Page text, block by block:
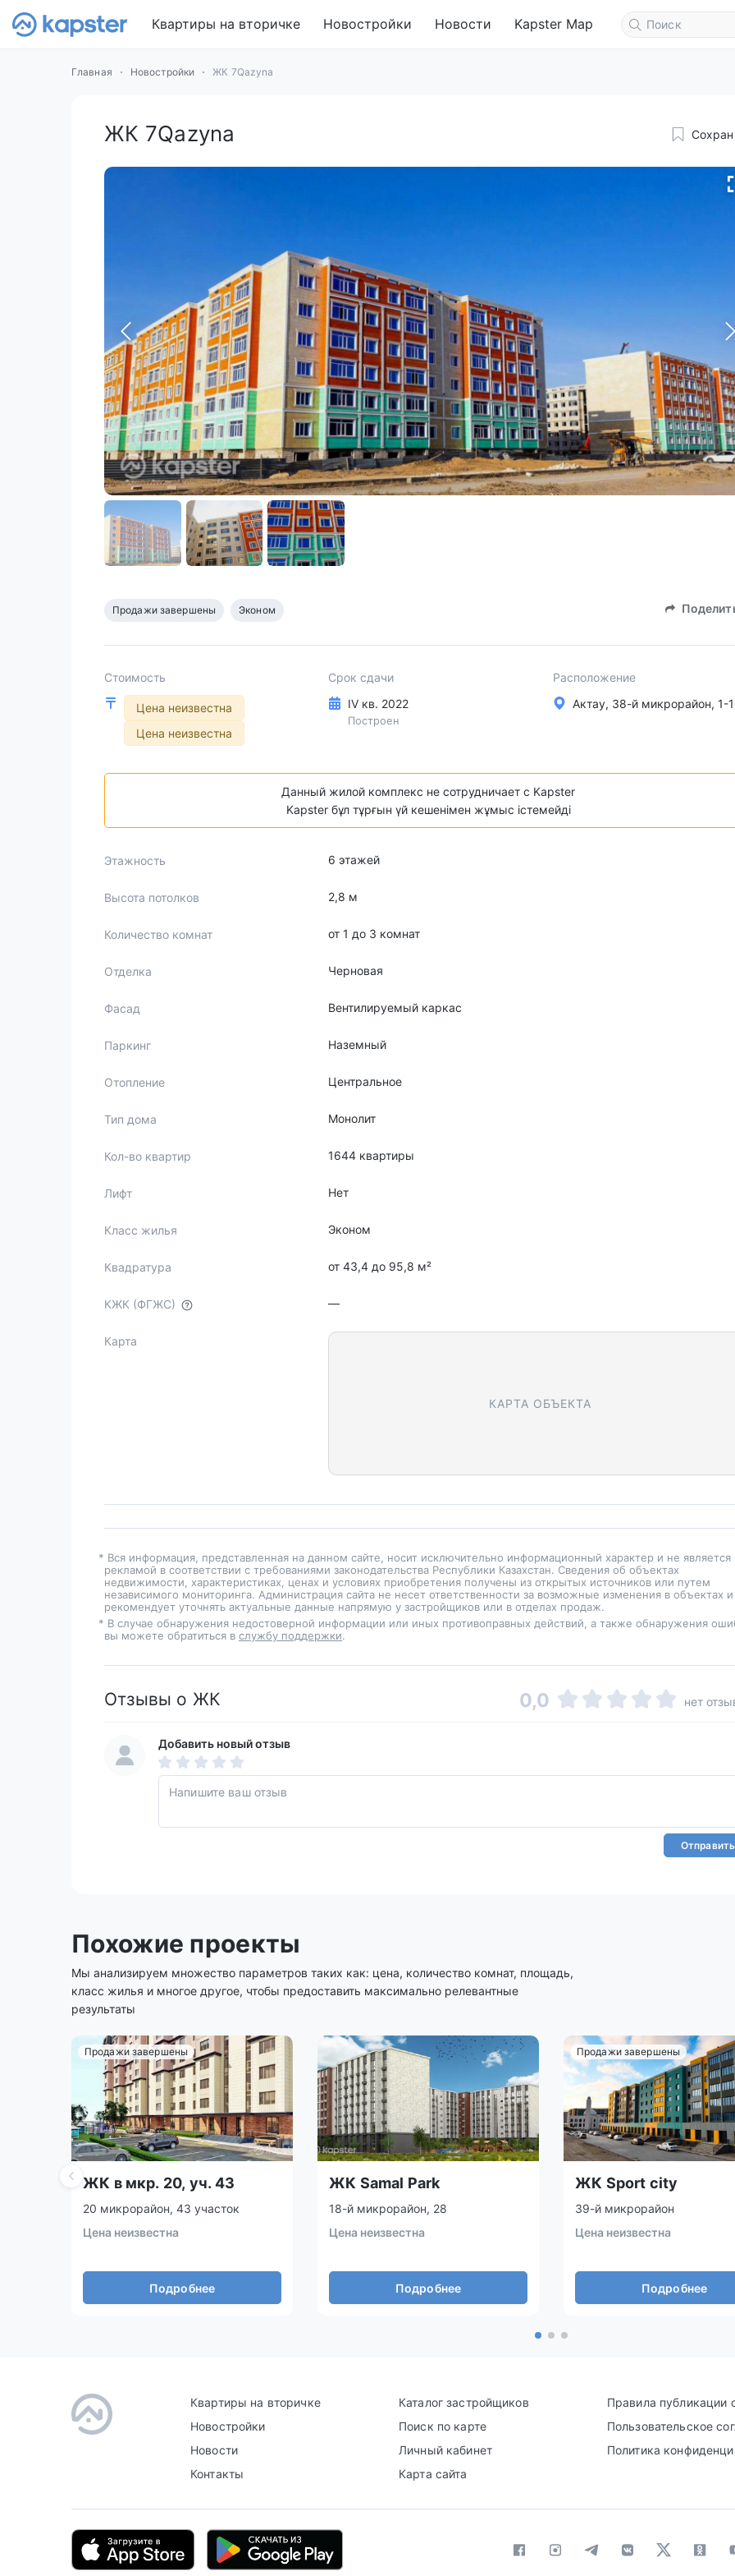
Квартиры на вторичке Новостройки Новости Kapster Map
Главная Новостройки ЖК 7Qazyna
ЖК 7Qazyna
Продажи завершены Эконом
Стоимость
Цена неизвестна
Цена неизвестна
Срок сдачи
IV кв. 2022
Построен
Расположение
Актау, 38-й микрорайон, 1-
Данный жилой комплекс не сотрудничает с Kapster
Kapster бұл тұрғын үй кешенімен жұмыс істемейді
Этажность 6 этажей
Высота потолков 2,8 м
Количество комнат от 1 до 3 комнат
Отделка Черновая
Фасад Вентилируемый каркас
Паркинг Наземный
Отопление Центральное
Тип дома Монолит
Кол-во квартир 1644 квартиры
Лифт Нет
Класс жилья Эконом
Квадратура от 43,4 до 95,8 м²
КЖК (ФГЖС) —
Карта
КАРТА ОБЪЕКТА
* Вся информация, представленная на данном сайте, носит исключительно информационный характер и не является
рекламой в соответствии с требованиями законодательства Республики Казахстан. Сведения об объектах
недвижимости, характеристиках, ценах и условиях приобретения получены из открытых источников или путем
независимого мониторинга. Администрация сайта не несет ответственности за возможные изменения в объектах и
рекомендует уточнять актуальные данные напрямую у застройщиков или в отделах продаж.
* В случае обнаружения недостоверной информации или иных противоправных действий, а также обнаружения
вы можете обратиться в службу поддержки.
Отзывы о ЖК 0,0 нет
Добавить новый отзыв
Отправить
Похожие проекты
Мы анализируем множество параметров таких как: цена, количество комнат, площадь,
класс жилья и многое другое, чтобы предоставить максимально релевантные
результаты
Продажи завершены
ЖК в мкр. 20, уч. 43
20 микрорайон, 43 участок
Цена неизвестна
Подробнее
ЖК Samal Park
18-й микрорайон, 28
Цена неизвестна
Подробнее
Продажи завершены
ЖК Sport city
39-й микрорайон
Цена неизвестна
Подробнее
Квартиры на вторичке
Новостройки
Новости
Контакты
Каталог застройщиков
Поиск по карте
Личный кабинет
Карта сайта
Правила публикации
Пользовательское
Политика